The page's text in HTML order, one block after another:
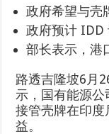
政府希望与壳
政府预计 IDD
部长表示，港
路透吉隆坡6月
示，国有能源
接管壳牌在印度
益。